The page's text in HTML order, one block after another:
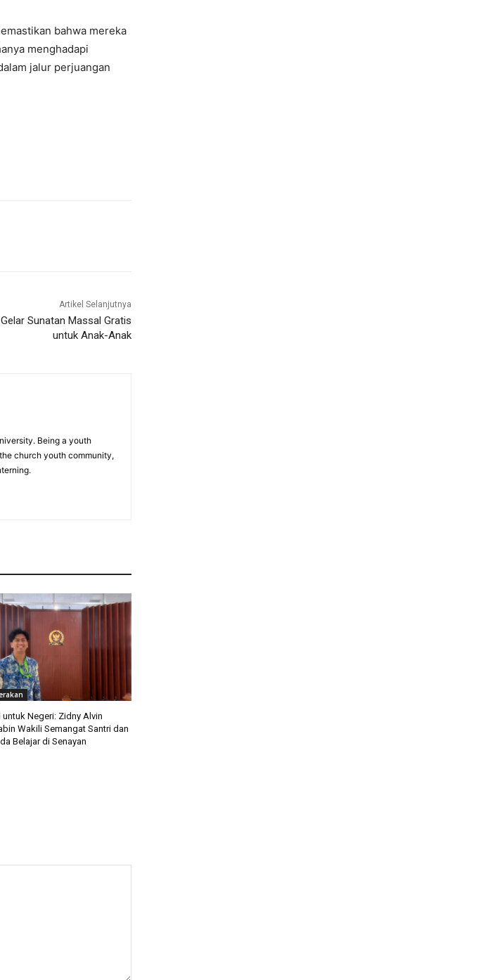
bahwa mereka
menghadapi
jalur perjuangan
Artikel Selanjutnya
Sunatan Massal Gratis
untuk Anak-Anak
Being a youth
church youth community,
untuk Negeri: Zidny Alvin
Wakili Semangat Santri dan
Belajar di Senayan